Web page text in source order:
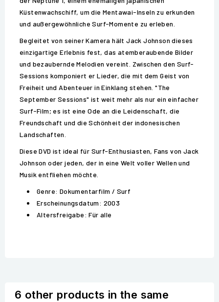
Küstenwachschiff, um die Mentawai-Inseln zu erkunden
und außergewöhnliche Surf-Momente zu erleben.
Begleitet von seiner Kamera hält Jack Johnson dieses
einzigartige Erlebnis fest, das atemberaubende Bilder
und bezaubernde Melodien vereint. Zwischen den Surf-
Sessions komponiert er Lieder, die mit dem Geist von
Freiheit und Abenteuer in Einklang stehen. "The
September Sessions" ist weit mehr als nur ein einfacher
Surf-Film; es ist eine Ode an die Leidenschaft, die
Freundschaft und die Schönheit der indonesischen
Landschaften.
Diese DVD ist ideal für Surf-Enthusiasten, Fans von Jack
Johnson oder jeden, der in eine Welt voller Wellen und
Musik entfliehen möchte.
Genre: Dokumentarfilm / Surf
Erscheinungsdatum: 2003
Altersfreigabe: Für alle
6 other products in the same